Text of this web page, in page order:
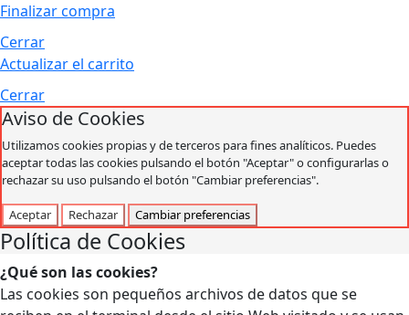
Finalizar compra
Cerrar
Actualizar el carrito
Cerrar
Aviso de Cookies
Utilizamos cookies propias y de terceros para fines analíticos. Puedes
aceptar todas las cookies pulsando el botón "Aceptar" o configurarlas o
rechazar su uso pulsando el botón "Cambiar preferencias".
Aceptar Rechazar Cambiar preferencias
Política de Cookies
¿Qué son las cookies?
Las cookies son pequeños archivos de datos que se